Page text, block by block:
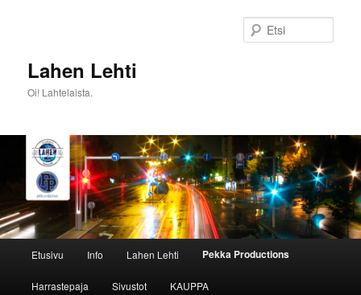
Lahen Lehti
Oi! Lahtelaista.
Etusivu Info Lahen Lehti Pekka Productions
Harrastepaja Sivustot KAUPPA